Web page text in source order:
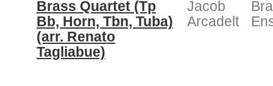
Brass Quartet (Tp
Bb, Horn, Tbn, Tuba)
(arr. Renato
Tagliabue)
Jacob
Arcadelt